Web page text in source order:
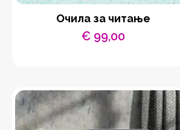
Очила за читање
€99,00